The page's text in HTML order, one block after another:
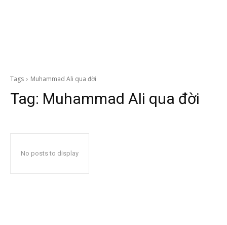
Tags Muhammad Ali qua đời
Tag: Muhammad Ali qua đời
No posts to display